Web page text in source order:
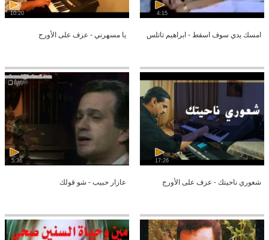
4:15
امسك يدي سوف اسقط - ابراهيم تاتلس
10:20
يا مسهرني - عزف على الأورج
17:26
شعوري ناحيتك - عزف على الأورج
5:36
عازار حبيب - شو قولك